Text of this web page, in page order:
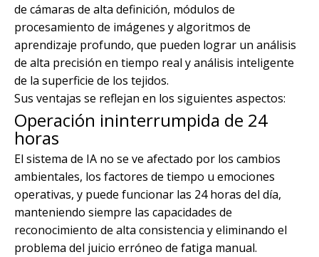
de cámaras de alta definición, módulos de
procesamiento de imágenes y algoritmos de
aprendizaje profundo, que pueden lograr un análisis
de alta precisión en tiempo real y análisis inteligente
de la superficie de los tejidos.
Sus ventajas se reflejan en los siguientes aspectos:
Operación ininterrumpida de 24
horas
El sistema de IA no se ve afectado por los cambios
ambientales, los factores de tiempo u emociones
operativas, y puede funcionar las 24 horas del día,
manteniendo siempre las capacidades de
reconocimiento de alta consistencia y eliminando el
problema del juicio erróneo de fatiga manual.